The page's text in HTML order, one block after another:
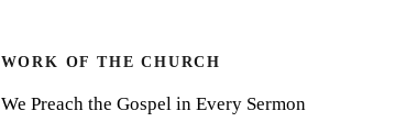
WORK OF THE CHURCH
We Preach the Gospel in Every Sermon